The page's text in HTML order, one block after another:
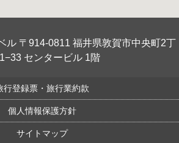
ル 〒914-0811 福井県敦賀市中央町2丁
センタービル 1階
行登録票・旅行業約款
個人情報保護方針
サイトマップ